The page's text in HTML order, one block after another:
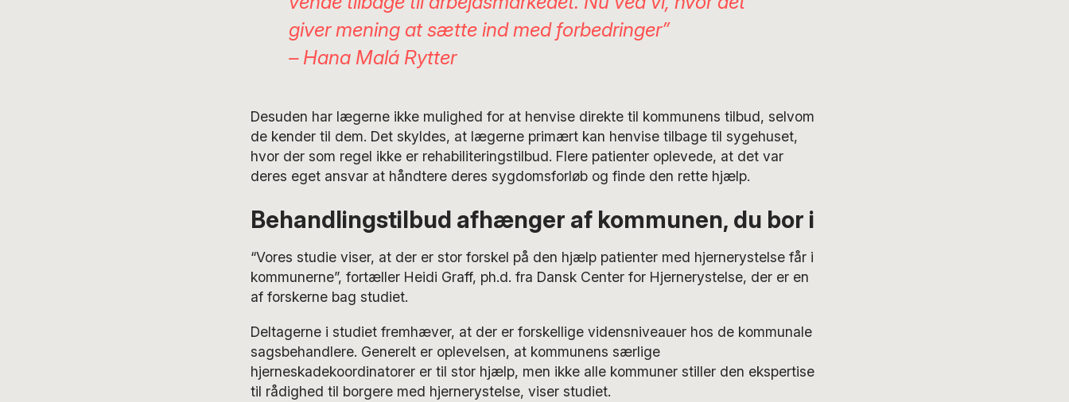
giver mening at sætte ind med forbedringer”
– Hana Malá Rytter
Desuden har lægerne ikke mulighed for at henvise direkte til kommunens tilbud, selvom
de kender til dem. Det skyldes, at lægerne primært kan henvise tilbage til sygehuset,
hvor der som regel ikke er rehabiliteringstilbud. Flere patienter oplevede, at det var
deres eget ansvar at håndtere deres sygdomsforløb og finde den rette hjælp.
Behandlingstilbud afhænger af kommunen, du bor i
“Vores studie viser, at der er stor forskel på den hjælp patienter med hjernerystelse får i
kommunerne”, fortæller Heidi Graff, ph.d. fra Dansk Center for Hjernerystelse, der er en
af forskerne bag studiet.
Deltagerne i studiet fremhæver, at der er forskellige vidensniveauer hos de kommunale
sagsbehandlere. Generelt er oplevelsen, at kommunens særlige
hjerneskadekoordinatorer er til stor hjælp, men ikke alle kommuner stiller den ekspertise
til rådighed til borgere med hjernerystelse, viser studiet.